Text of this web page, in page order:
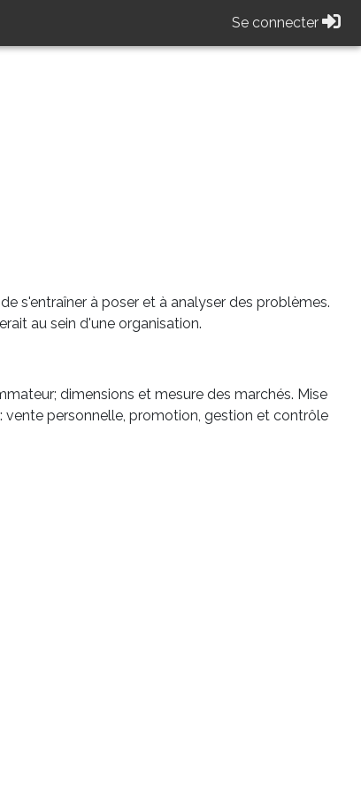
Se connecter
s'entraîner à poser et à analyser des problèmes.
au sein d'une organisation.
dimensions et mesure des marchés. Mise
vente personnelle, promotion, gestion et contrôle